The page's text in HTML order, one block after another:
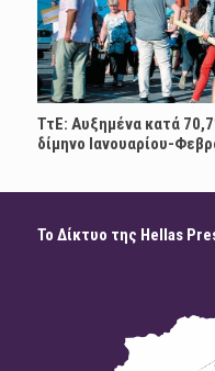
ΤτΕ: Αυξημένα κατά
δίμηνο Ιανουαρίου-
Το Δίκτυο της Hellas